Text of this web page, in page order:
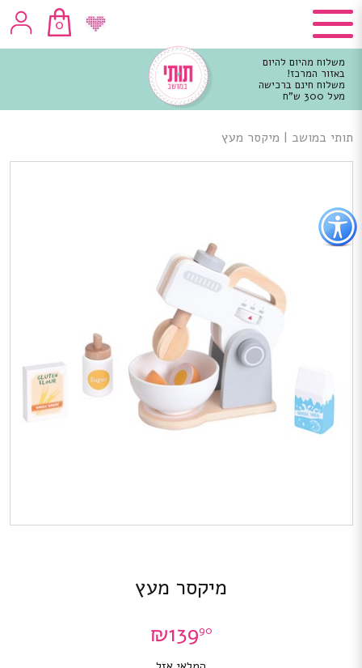
כפתור
לפתיחת
תפריט
נגישות
0
משלוח מהיום להיום
באזור המרכז!
משלוח חינם ברכישה
מעל 300 ש"ח
מרכזי
תותי במושב | מיקסר מעץ
מיקסר מעץ
₪13990